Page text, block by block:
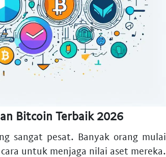
Bitcoin Terbaik 2026
sangat pesat. Banyak orang mulai
untuk menjaga nilai aset mereka.